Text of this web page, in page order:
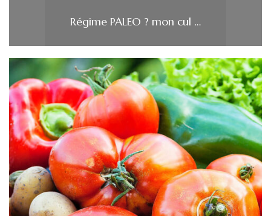
Régime PALEO ? mon cul …